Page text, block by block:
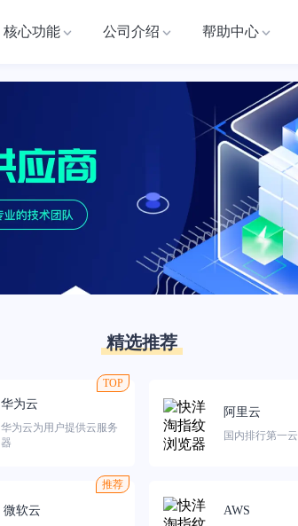
核心功能 公司介绍 帮助中心
精选推荐
华为云
华为云为用户提供云服务
器
TOP
阿里云
国内排行第一云
微软云
推荐
AWS